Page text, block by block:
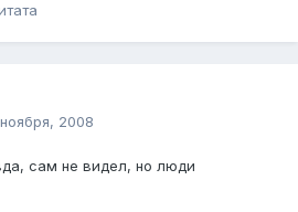
2008
сам не видел, но люди